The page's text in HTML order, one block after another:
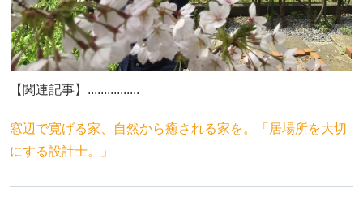
【関連記事】................
窓辺で寛げる家、自然から癒される家を。「居場所を大切
にする設計士。」